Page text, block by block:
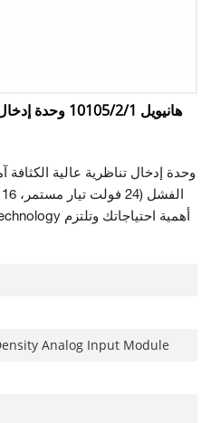
هانيويل 10105/
وحدة إدخال تناظرية عالية الكثافة
Analog Input Module